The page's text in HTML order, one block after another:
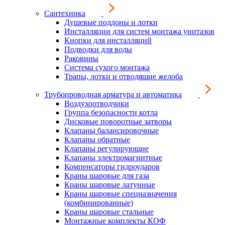
Сантехника
Душевые поддоны и лотки
Инсталляции для систем монтажа унитазов
Кнопки для инсталляций
Подводки для воды
Раковины
Система сухого монтажа
Трапы, лотки и отводящие желоба
Трубопроводная арматура и автоматика
Воздухоотводчики
Группа безопасности котла
Дисковые поворотные затворы
Клапаны балансировочные
Клапаны обратные
Клапаны регулирующие
Клапаны электромагнитные
Компенсаторы гидроударов
Краны шаровые для газа
Краны шаровые латунные
Краны шаровые спецназначения
(комбинированные)
Краны шаровые стальные
Монтажные комплекты КОФ